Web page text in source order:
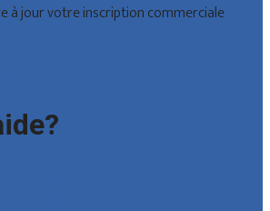
à jour votre inscription commerciale